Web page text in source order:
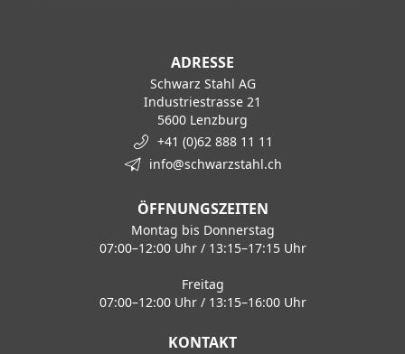
ADRESSE
Schwarz Stahl AG
Industriestrasse 21
5600 Lenzburg
+41 (0)62 888 11 11
info@schwarzstahl.ch
ÖFFNUNGSZEITEN
Montag bis Donnerstag
07:00–12:00 Uhr / 13:15–17:15 Uhr
Freitag
07:00–12:00 Uhr / 13:15–16:00 Uhr
KONTAKT